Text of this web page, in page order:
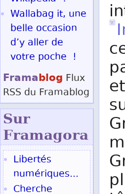
Wallabag it, une
belle occasion
d’y aller de
votre poche !
Framablog Flux
RSS du Framablog
Sur
Framagora
Libertés
numériques...
Cherche